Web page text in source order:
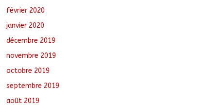
février 2020
janvier 2020
décembre 2019
novembre 2019
octobre 2019
septembre 2019
août 2019